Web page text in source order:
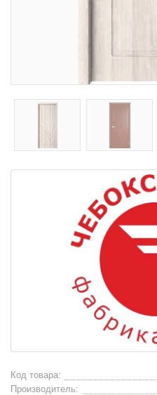
Код товара:
Производитель: